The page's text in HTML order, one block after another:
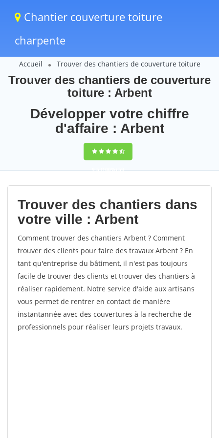
Chantier couverture toiture
charpente
Accueil Trouver des chantiers de couverture toiture
Trouver des chantiers de couverture
toiture : Arbent
Développer votre chiffre
d'affaire : Arbent
9,5(100%)59
votes
Trouver des chantiers dans
votre ville : Arbent
Comment trouver des chantiers Arbent ? Comment
trouver des clients pour faire des travaux Arbent ? En
tant qu'entreprise du bâtiment, il n'est pas toujours
facile de trouver des clients et trouver des chantiers à
réaliser rapidement. Notre service d'aide aux artisans
vous permet de rentrer en contact de manière
instantannée avec des couvertures à la recherche de
professionnels pour réaliser leurs projets travaux.